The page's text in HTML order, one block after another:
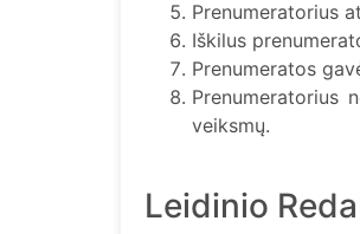
Prenumeratorius
Iškilus
Prenumeratos
Prenumeratorius
veiksmų.
Leidinio